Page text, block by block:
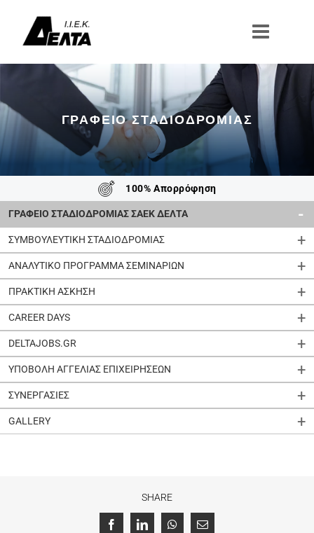
περιεχόμενο
ΓΡΑΦΕΙΟ ΣΤΑΔΙΟΔΡΟΜΙΑΣ
100% Απορρόφηση
ΓΡΑΦΕΙΟ ΣΤΑΔΙΟΔΡΟΜΙΑΣ ΣΑΕΚ ΔΕΛΤΑ
ΣΥΜΒΟΥΛΕΥΤΙΚΗ ΣΤΑΔΙΟΔΡΟΜΙΑΣ
ΑΝΑΛΥΤΙΚΟ ΠΡΟΓΡΑΜΜΑ ΣΕΜΙΝΑΡΙΩΝ
ΠΡΑΚΤΙΚΗ ΑΣΚΗΣΗ
CAREER DAYS
DELTAJOBS.GR
ΥΠΟΒΟΛΗ ΑΓΓΕΛΙΑΣ ΕΠΙΧΕΙΡΗΣΕΩΝ
ΣΥΝΕΡΓΑΣΙΕΣ
GALLERY
SHARE
FacebookLinkedInWhatsApp
Email